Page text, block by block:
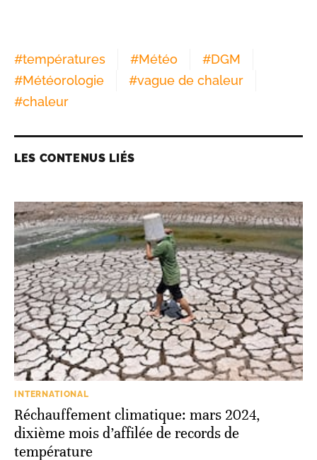
#températures #Météo #DGM
#Météorologie #vague de chaleur
#chaleur
LES CONTENUS LIÉS
INTERNATIONAL
Réchauffement climatique: mars 2024,
dixième mois d’affilée de records de
température